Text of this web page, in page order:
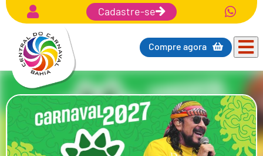
Cadastre-se
Compre agora